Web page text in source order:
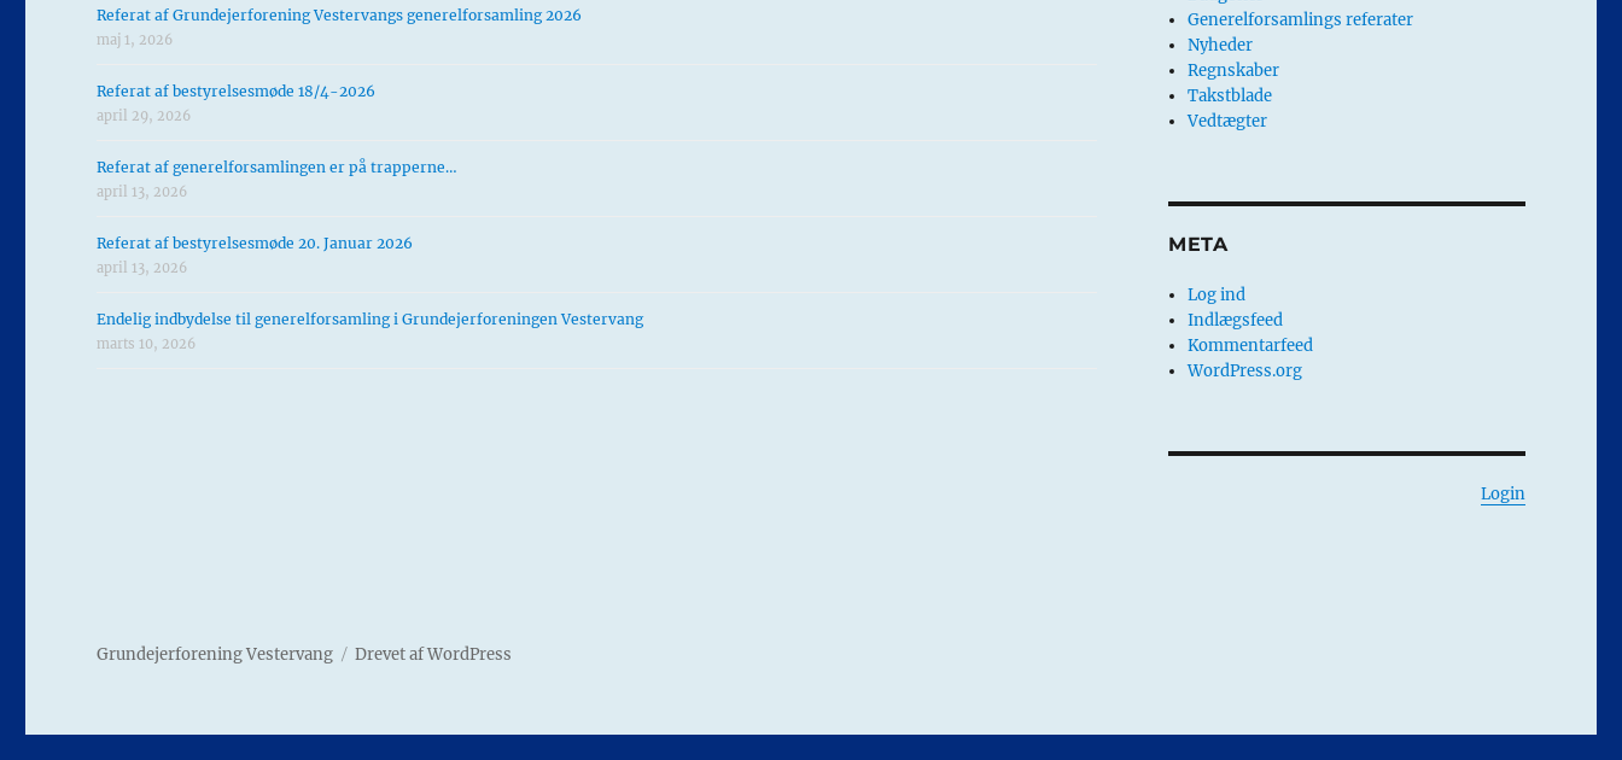
Referat af Grundejerforening Vestervangs generelforsamling 2026
maj 1, 2026
Referat af bestyrelsesmøde 18/4-2026
april 29, 2026
Referat af generelforsamlingen er på trapperne…
april 13, 2026
Referat af bestyrelsesmøde 20. Januar 2026
april 13, 2026
Endelig indbydelse til generelforsamling i Grundejerforeningen Vestervang
marts 10, 2026
Generelforsamlings referater
Nyheder
Regnskaber
Takstblade
Vedtægter
META
Log ind
Indlægsfeed
Kommentarfeed
WordPress.org
Login
Grundejerforening Vestervang Drevet af WordPress